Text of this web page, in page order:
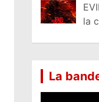
la
La